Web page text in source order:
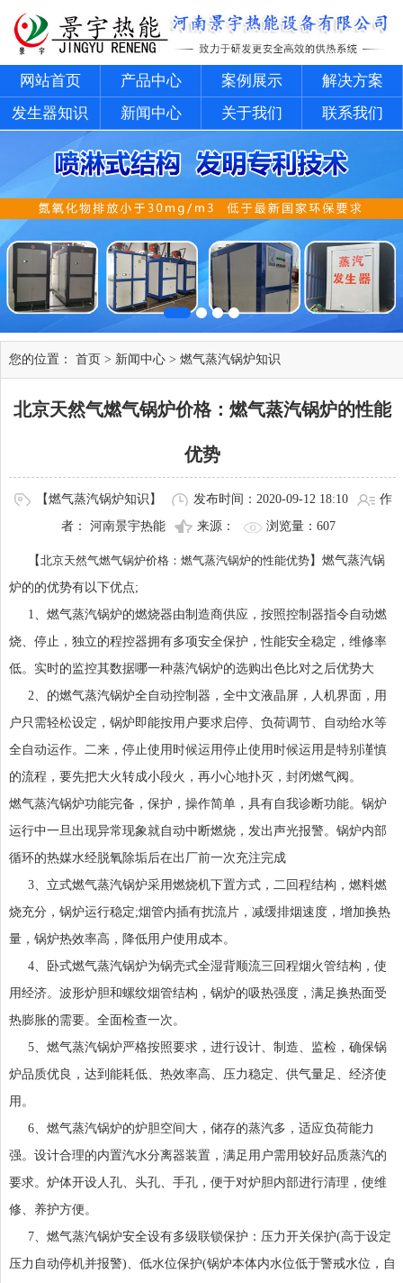
网站首页 产品中心 案例展示
解决方案
发生器知识
新闻中心 关于我们 联系我们
您的位置： 首页 > 新闻中心> 燃气蒸汽锅炉知识
北京天然气燃气锅炉价格：燃气蒸汽锅炉的性能
优势
【燃气蒸汽锅炉知识】 发布时间：2020-09-12 18:10
作
者： 河南景宇热能
来源： 浏览量： 607
【北京天然气燃气锅炉价格：燃气蒸汽锅炉的性能优势】燃气蒸汽锅
炉的的优势有以下优点;
1、燃气蒸汽锅炉的燃烧器由制造商供应，按照控制器指令自动燃
烧、停止，独立的程控器拥有多项安全保护，性能安全稳定，维修率
低。实时的监控其数据哪一种蒸汽锅炉的选购出色比对之后优势大
2、的燃气蒸汽锅炉全自动控制器，全中文液晶屏，人机界面，用
户只需轻松设定，锅炉即能按用户要求启停、负荷调节、自动给水等
全自动运作。二来，停止使用时候运用停止使用时候运用是特别谨慎
的流程，要先把大火转成小段火，再小心地扑灭，封闭燃气阀。
燃气蒸汽锅炉功能完备，保护，操作简单，具有自我诊断功能。锅炉
运行中一旦出现异常现象就自动中断燃烧，发出声光报警。锅炉内部
循环的热媒水经脱氧除垢后在出厂前一次充注完成
3、立式燃气蒸汽锅炉采用燃烧机下置方式，二回程结构，燃料燃
烧充分，锅炉运行稳定;烟管内插有扰流片，减缓排烟速度，增加换热
量，锅炉热效率高，降低用户使用成本。
4、卧式燃气蒸汽锅炉为锅壳式全湿背顺流三回程烟火管结构，使
用经济。波形炉胆和螺纹烟管结构，锅炉的吸热强度，满足换热面受
热膨胀的需要。全面检查一次。
5、燃气蒸汽锅炉严格按照要求，进行设计、制造、监检，确保锅
炉品质优良，达到能耗低、热效率高、压力稳定、供气量足、经济使
用。
6、燃气蒸汽锅炉的炉胆空间大，储存的蒸汽多，适应负荷能力
强。设计合理的内置汽水分离器装置，满足用户需用较好品质蒸汽的
要求。炉体开设人孔、头孔、手孔，便于对炉胆内部进行清理，使维
修、养护方便。
7、燃气蒸汽锅炉安全设有多级联锁保护：压力开关保护(高于设定
压力自动停机并报警)、低水位保护(锅炉本体内水位低于警戒水位，自